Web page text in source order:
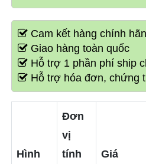
Cam kết hàng chính
Giao hàng toàn quốc
Hỗ trợ 1 phần phí ship
Hỗ trợ hóa đơn, chứng
Hình
Đơn
vị
tính
Giá